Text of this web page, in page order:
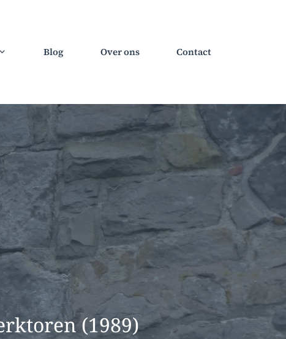
Blog Over ons Contact
(1989)